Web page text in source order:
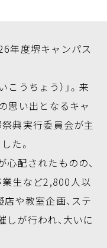
年度堺キャンパス
うちょう）」。来
思い出となるキャ
典実行委員会が主
た。
配されたものの、
業生など2,800人以
や教室企画、ステ
が行われ、大いに